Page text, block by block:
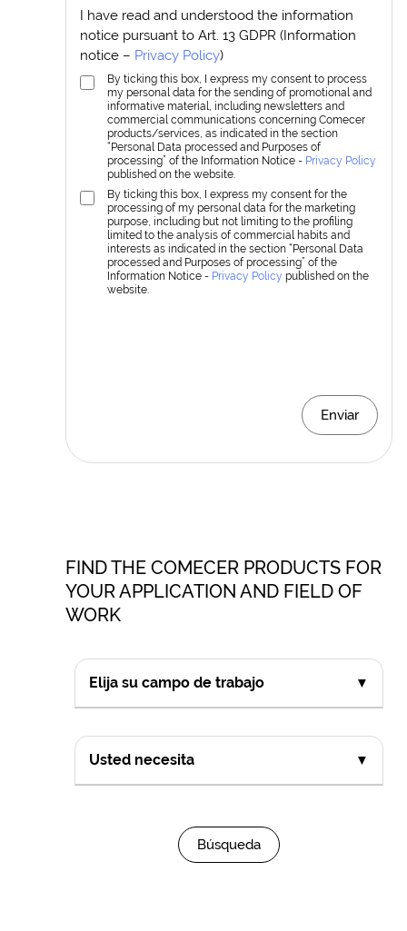
I have read and understood the information
notice pursuant to Art. 13 GDPR (Information
notice – Privacy Policy)
By ticking this box, I express my consent to process
my personal data for the sending of promotional and
informative material, including newsletters and
commercial communications concerning Comecer
products/services, as indicated in the section
“Personal Data processed and Purposes of
processing” of the Information Notice - Privacy Policy
published on the website.
By ticking this box, I express my consent for the
processing of my personal data for the marketing
purpose, including but not limiting to the profiling
limited to the analysis of commercial habits and
interests as indicated in the section “Personal Data
processed and Purposes of processing” of the
Information Notice - Privacy Policy published on the
website.
Enviar
FIND THE COMECER PRODUCTS FOR
YOUR APPLICATION AND FIELD OF
WORK
Elija su campo de trabajo ▼
Usted necesita ▼